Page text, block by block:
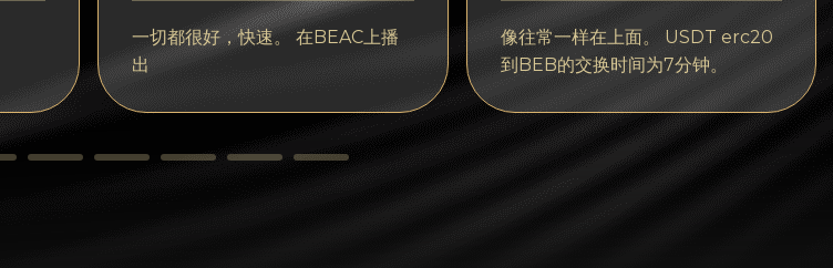
Cardano (ADA)
Bitcoin Cash
Bitcoin SV (BSV)
Arbitrum
Optimism (OP)
一切都很好，快速。 在BEAC上播
出
像往常一样在上面。 USDT erc20
到BEB的交换时间为7分钟。